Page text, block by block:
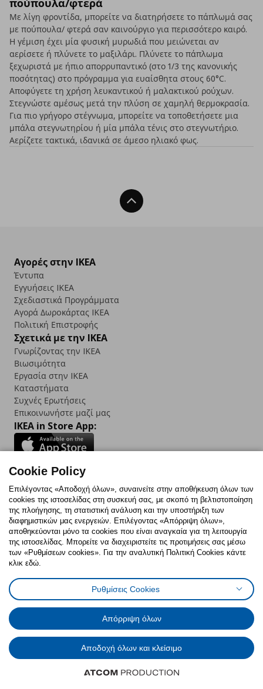
πούπουλα/φτερά
Με λίγη φροντίδα, μπορείτε να διατηρήσετε το πάπλωμά σας
με πούπουλα/ φτερά σαν καινούργιο για περισσότερο καιρό.
Η γέμιση έχει μία φυσική μυρωδιά που μειώνεται αν
αερίσετε ή πλύνετε το μαξιλάρι. Πλύνετε το πάπλωμα
ξεχωριστά με ήπιο απορρυπαντικό (στο 1/3 της κανονικής
ποσότητας) στο πρόγραμμα για ευαίσθητα στους 60°C.
Αποφύγετε τη χρήση λευκαντικού ή μαλακτικού ρούχων.
Στεγνώστε αμέσως μετά την πλύση σε χαμηλή θερμοκρασία.
Για πιο γρήγορο στέγνωμα, μπορείτε να τοποθετήσετε μια
μπάλα στεγνωτηρίου ή μία μπάλα τένις στο στεγνωτήριο.
Αερίζετε τακτικά, ιδανικά σε άμεσο ηλιακό φως.
Back To Top
Αγορές στην IKEA
Έντυπα
Εγγυήσεις IKEA
Σχεδιαστικά Προγράμματα
Αγορά Δωρoκάρτας IKEA
Πολιτική Επιστροφής
Σχετικά με την IKEA
Γνωρίζοντας την IKEA
Βιωσιμότητα
Εργασία στην IKEA
Καταστήματα
Συχνές Ερωτήσεις
Επικοινωνήστε μαζί μας
IKEA in Store App:
Follow us:
FacebookInstagram
TikTokYoutubePinterestTwitter
Πολιτική CookiesΔήλωση ψηφιακής προσβασιμότητας
Ρυθμίσεις cookiesΌροι Χρήσης
Γενική Πολιτική Προσωπικών Δεδομένων
Πολιτική Προσωπικών Δεδομένων για ΙΚΕΑ.gr
Κώδικας Καταναλωτικής Δεοντολογίας
© Inter-IKEA Systems B.V. 1999 - 2025
Cookie Policy
Επιλέγοντας «Αποδοχή όλων», συναινείτε στην αποθήκευση όλων των
cookies της ιστοσελίδας στη συσκευή σας, με σκοπό τη βελτιστοποίηση
της πλοήγησης, τη στατιστική ανάλυση και την υποστήριξη των
διαφημιστικών μας ενεργειών. Επιλέγοντας «Απόρριψη όλων»,
αποθηκεύονται μόνο τα cookies που είναι αναγκαία για τη λειτουργία
της ιστοσελίδας. Μπορείτε να διαχειριστείτε τις προτιμήσεις σας μέσω
των «Ρυθμίσεων cookies». Για την αναλυτική Πολιτική Cookies κάντε
κλικ εδώ.
Ρυθμίσεις Cookies
Απόρριψη όλων
Αποδοχή όλων και κλείσιμο